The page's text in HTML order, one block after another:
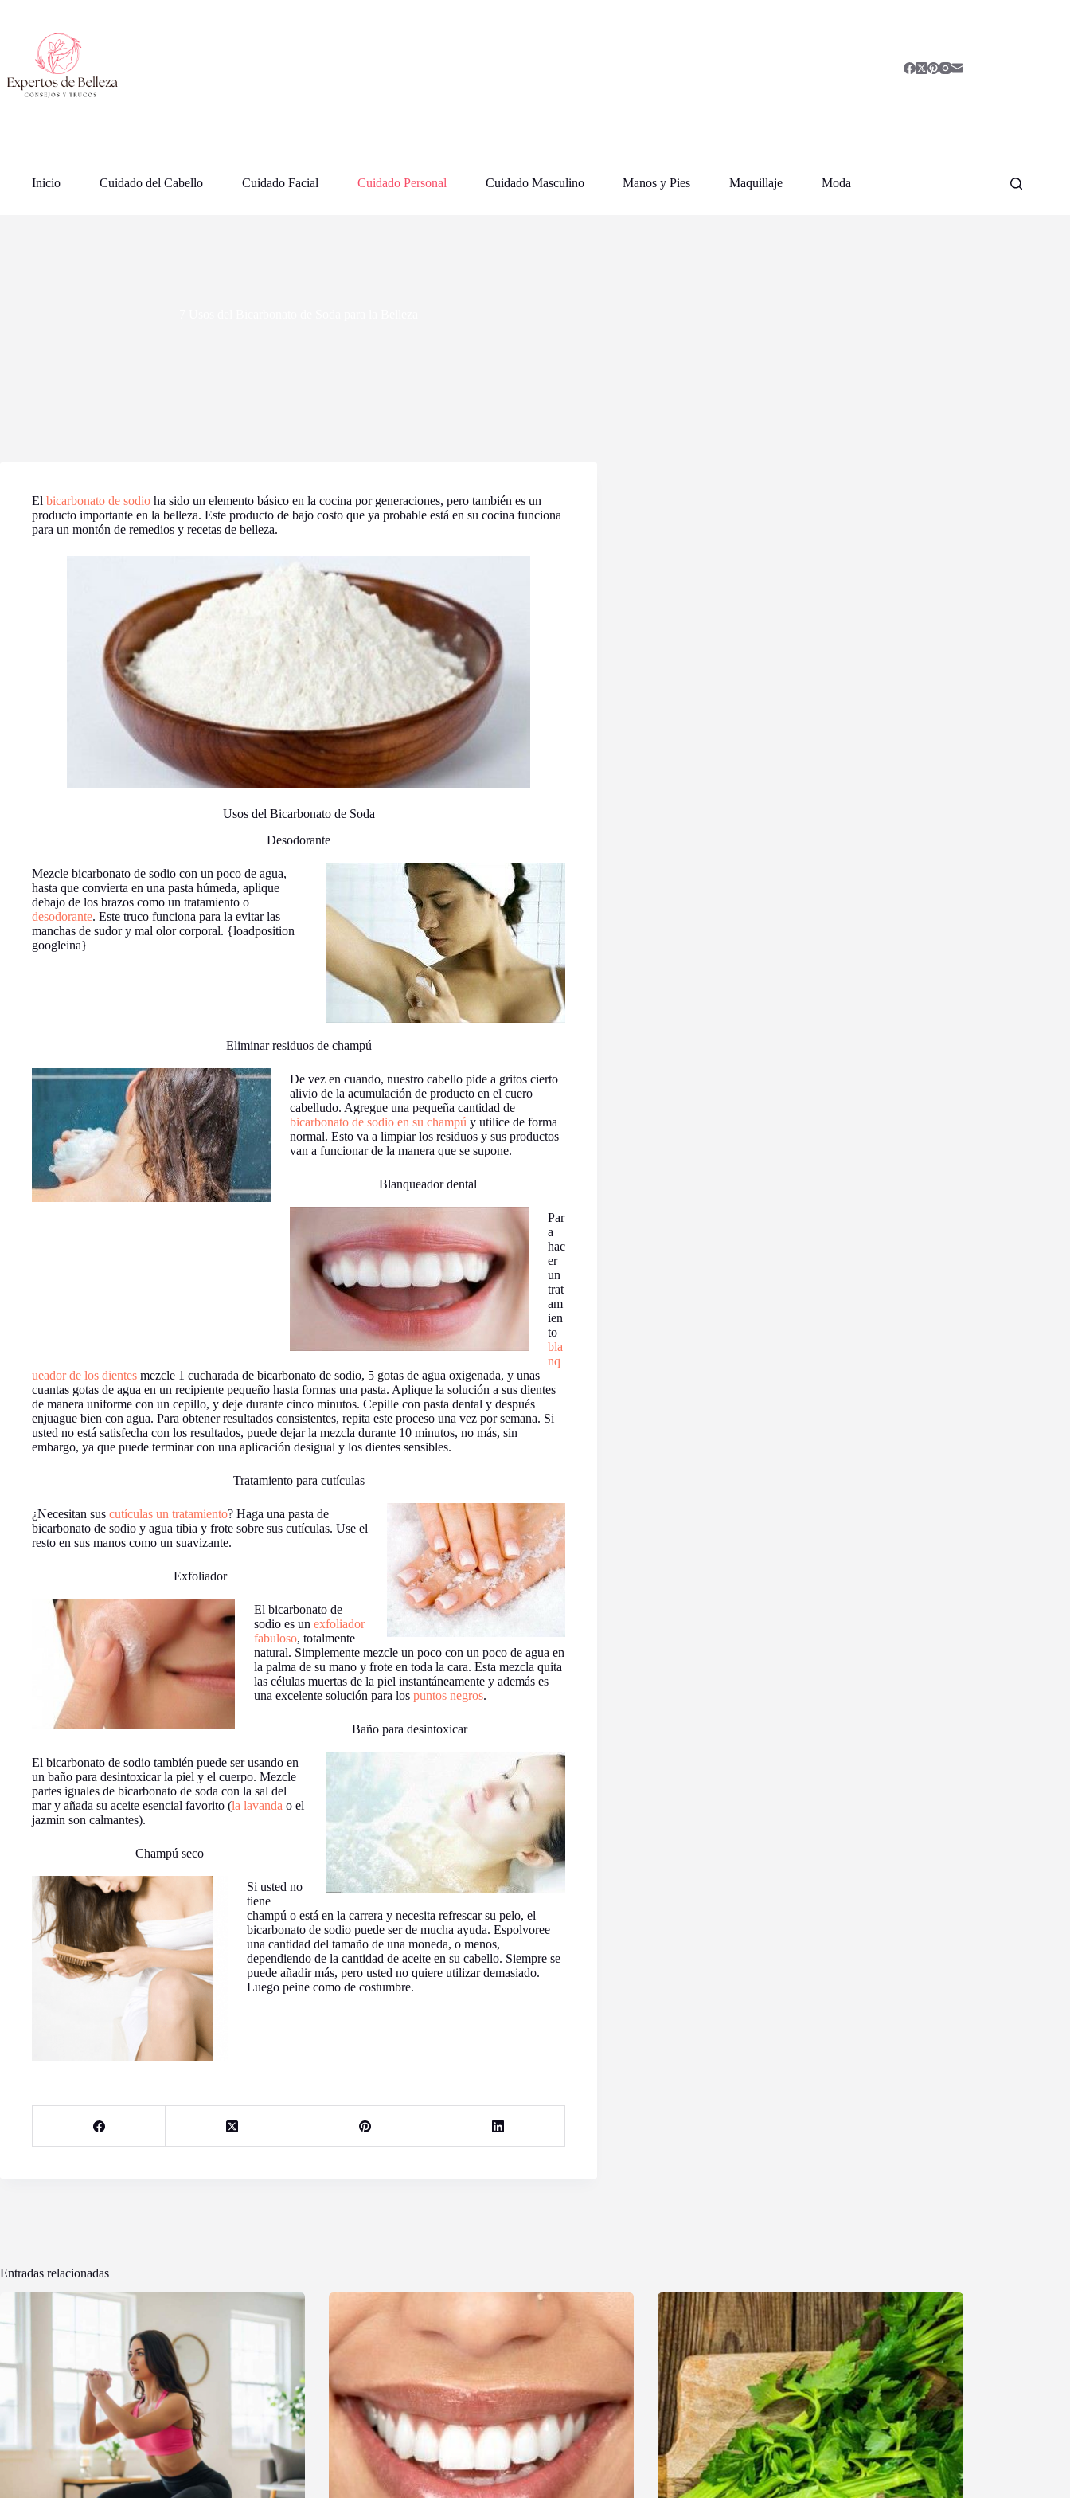
contenido
Inicio Cuidado del Cabello Cuidado Facial Cuidado Personal Cuidado Masculino Manos y Pies Maquillaje Moda
El bicarbonato de sodio ha sido un elemento básico en la cocina por generaciones, pero también es un
producto importante en la belleza. Este producto de bajo costo que ya probable está en su cocina funciona
para un montón de remedios y recetas de belleza.
Usos del Bicarbonato de Soda
Desodorante
Mezcle bicarbonato de sodio con un poco de agua,
hasta que convierta en una pasta húmeda, aplique
debajo de los brazos como un tratamiento o
desodorante. Este truco funciona para la evitar las
manchas de sudor y mal olor corporal. {loadposition
googleina}
Eliminar residuos de champú
De vez en cuando, nuestro cabello pide a gritos cierto
alivio de la acumulación de producto en el cuero
cabelludo. Agregue una pequeña cantidad de
bicarbonato de sodio en su champú y utilice de forma
normal. Esto va a limpiar los residuos y sus productos
van a funcionar de la manera que se supone.
Blanqueador dental
Par
a
hac
er
un
trat
am
ien
to
bla
nq
ueador de los dientes mezcle 1 cucharada de bicarbonato de sodio, 5 gotas de agua oxigenada, y unas
cuantas gotas de agua en un recipiente pequeño hasta formas una pasta. Aplique la solución a sus dientes
de manera uniforme con un cepillo, y deje durante cinco minutos. Cepille con pasta dental y después
enjuague bien con agua. Para obtener resultados consistentes, repita este proceso una vez por semana. Si
usted no está satisfecha con los resultados, puede dejar la mezcla durante 10 minutos, no más, sin
embargo, ya que puede terminar con una aplicación desigual y los dientes sensibles.
Tratamiento para cutículas
¿Necesitan sus cutículas un tratamiento? Haga una pasta de
bicarbonato de sodio y agua tibia y frote sobre sus cutículas. Use el
resto en sus manos como un suavizante.
Exfoliador
El bicarbonato de
sodio es un exfoliador
fabuloso, totalmente
natural. Simplemente mezcle un poco con un poco de agua en
la palma de su mano y frote en toda la cara. Esta mezcla quita
las células muertas de la piel instantáneamente y además es
una excelente solución para los puntos negros.
Baño para desintoxicar
El bicarbonato de sodio también puede ser usando en
un baño para desintoxicar la piel y el cuerpo. Mezcle
partes iguales de bicarbonato de soda con la sal del
mar y añada su aceite esencial favorito (la lavanda o el
jazmín son calmantes).
Champú seco
Si usted no
tiene
champú o está en la carrera y necesita refrescar su pelo, el
bicarbonato de sodio puede ser de mucha ayuda. Espolvoree
una cantidad del tamaño de una moneda, o menos,
dependiendo de la cantidad de aceite en su cabello. Siempre se
puede añadir más, pero usted no quiere utilizar demasiado.
Luego peine como de costumbre.
Entradas relacionadas